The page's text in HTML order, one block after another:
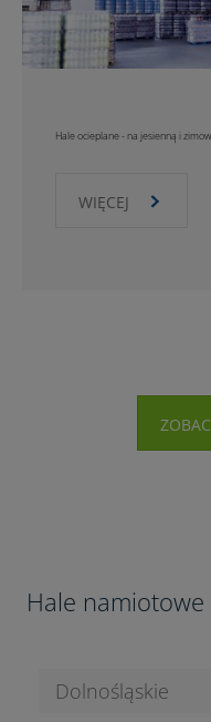
Hale ocieplane - na jesienną i
WIĘCEJ
Hale namiotowe
Dolnośląskie